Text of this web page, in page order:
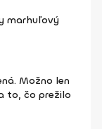
marhuľový
Možno len
to, čo prežilo